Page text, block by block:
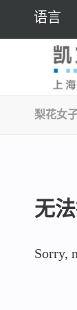
语言
梨花女
无
Sorry,